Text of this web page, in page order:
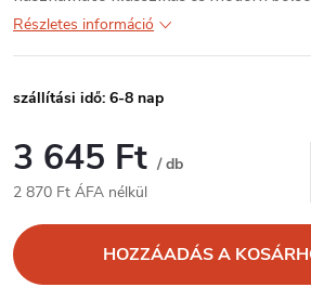
Részletes információ
szállítási idő: 6-8 nap
3 645 Ft / db
2 870 Ft ÁFA nélkül
HOZZÁADÁS A